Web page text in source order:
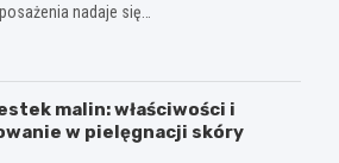
nadaje się…
malin: właściwości i
w pielęgnacji skóry